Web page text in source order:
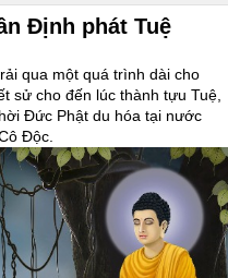
Định phát Tuệ
qua một quá trình dài cho
sử cho đến lúc thành tựu Tuệ,
Đức Phật du hóa tại nước
Độc.